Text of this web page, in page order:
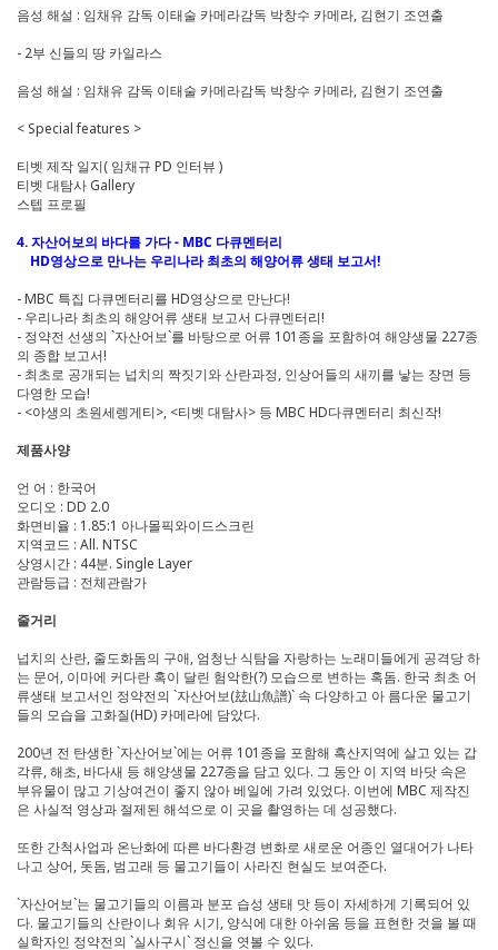
음성 해설 : 임채유 감독 이태술 카메라감독 박창수 카메라, 김현기 조연출
- 2부 신들의 땅 카일라스
음성 해설 : 임채유 감독 이태술 카메라감독 박창수 카메라, 김현기 조연출
< Special features >
티벳 제작 일지( 임채규 PD 인터뷰 )
티벳 대탐사 Gallery
스텝 프로필
4. 자산어보의 바다를 가다 - MBC 다큐멘터리
HD영상으로 만나는 우리나라 최초의 해양어류 생태 보고서!
- MBC 특집 다큐멘터리를 HD영상으로 만난다!
- 우리나라 최초의 해양어류 생태 보고서 다큐멘터리!
- 정약전 선생의 `자산어보`를 바탕으로 어류 101종을 포함하여 해양생물 227종
의 종합 보고서!
- 최초로 공개되는 넙치의 짝짓기와 산란과정, 인상어들의 새끼를 낳는 장면 등
다영한 모습!
- <야생의 초원세렝게티>, <티벳 대탐사> 등 MBC HD다큐멘터리 최신작!
제품사양
언 어 : 한국어
오디오 : DD 2.0
화면비율 : 1.85:1 아나몰픽와이드스크린
지역코드 : All. NTSC
상영시간 : 44분. Single Layer
관람등급 : 전체관람가
줄거리
넙치의 산란, 줄도화돔의 구애, 엄청난 식탐을 자랑하는 노래미들에게 공격당 하
는 문어, 이마에 커다란 혹이 달린 험악한(?) 모습으로 변하는 혹돔. 한국 최초 어
류생태 보고서인 정약전의 `자산어보(玆山魚譜)` 속 다양하고 아 름다운 물고기
들의 모습을 고화질(HD) 카메라에 담았다.
200년 전 탄생한 `자산어보`에는 어류 101종을 포함해 흑산지역에 살고 있는 갑
각류, 해초, 바다새 등 해양생물 227종을 담고 있다. 그 동안 이 지역 바닷 속은
부유물이 많고 기상여건이 좋지 않아 베일에 가려 있었다. 이번에 MBC 제작진
은 사실적 영상과 절제된 해석으로 이 곳을 촬영하는 데 성공했다.
또한 간척사업과 온난화에 따른 바다환경 변화로 새로운 어종인 열대어가 나타
나고 상어, 돗돔, 범고래 등 물고기들이 사라진 현실도 보여준다.
`자산어보`는 물고기들의 이름과 분포 습성 생태 맛 등이 자세하게 기록되어 있
다. 물고기들의 산란이나 회유 시기, 양식에 대한 아쉬움 등을 표현한 것을 볼 때
실학자인 정약전의 `실사구시` 정신을 엿볼 수 있다.